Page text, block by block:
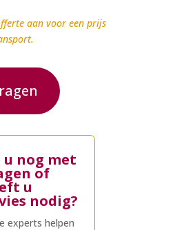
aan voor een prijs
u nog met
of
u
nodig?
experts helpen